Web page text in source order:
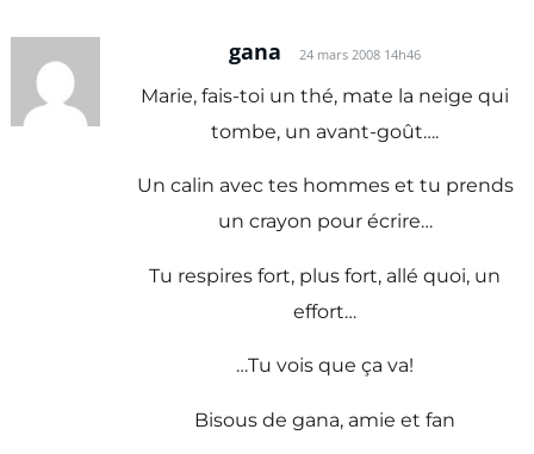
gana 24 mars 2008 14h46
Marie, fais-toi un thé, mate la neige qui
tombe, un avant-goût….
Un calin avec tes hommes et tu prends
un crayon pour écrire…
Tu respires fort, plus fort, allé quoi, un
effort…
…Tu vois que ça va!
Bisous de gana, amie et fan